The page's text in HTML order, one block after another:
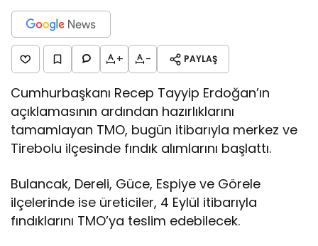
+ - PAYLAŞ
Cumhurbaşkanı Recep Tayyip Erdoğan’ın
açıklamasının ardından hazırlıklarını
tamamlayan TMO, bugün itibarıyla merkez ve
Tirebolu ilçesinde fındık alımlarını başlattı.
Bulancak, Dereli, Güce, Espiye ve Görele
ilçelerinde ise üreticiler, 4 Eylül itibarıyla
fındıklarını TMO’ya teslim edebilecek.